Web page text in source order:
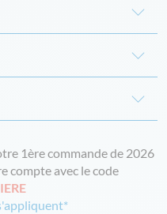
1ère commande de 2026
compte avec le code